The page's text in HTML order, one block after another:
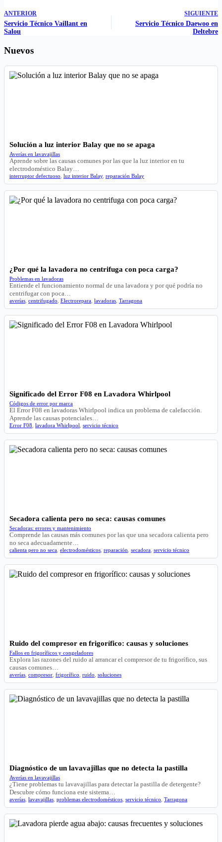
ANTERIOR
Servicio Técnico Vaillant en
Salou
SIGUIENTE
Servicio Técnico Daewoo en
Deltebre
Nuevos
Solución a luz interior Balay que no se apaga
Averías en lavavajillas
Aprende sobre las causas comunes por las que la luz interior en tu
electrodoméstico Balay…
interruptor defectuoso luz interior Balay, reparación Balay
¿Por qué la lavadora no centrifuga con poca carga?
Problemas en lavadoras
Entiende el funcionamiento normal de una lavadora y por qué podría no
centrifugar con poca…
averías centrifugado Electrorepara lavadoras Tarragona
Significado del Error F08 en Lavadora Whirlpool
Códigos de error por marca
El Error F08 en lavadoras Whirlpool indica un problema de calefacción.
Aprende las causas potenciales…
Error F08 lavadora Whirlpool servicio técnico
Secadora calienta pero no seca: causas comunes
Secadoras: errores y mantenimiento
Comprende las causas más comunes por las que una secadora calienta pero
no seca adecuadamente…
calienta pero no seca electrodomésticos reparación secadora servicio técnico
Ruido del compresor en frigorífico: causas y soluciones
Fallos en frigoríficos y congeladores
Explora las razones del ruido al arrancar el compresor de tu frigorífico, sus
causas comunes…
averías compresor frigorífico ruido soluciones
Diagnóstico de un lavavajillas que no detecta la pastilla
Averías en lavavajillas
¿Tiene problemas tu lavavajillas para detectar la pastilla de detergente?
Descubre cómo funciona este sistema…
averías lavavajillas problemas electrodomésticos servicio técnico Tarragona